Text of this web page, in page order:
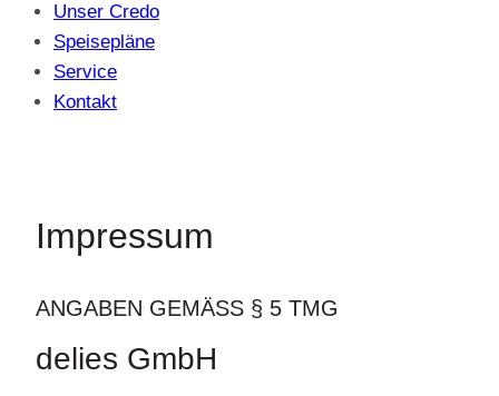
Unser Credo
Speisepläne
Service
Kontakt
Impressum
ANGABEN GEMÄSS § 5 TMG
delies GmbH